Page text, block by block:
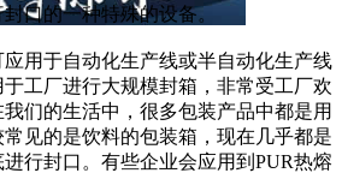
口的一种特殊的设备。
用于自动化生产线或半自动化生产线
工厂进行大规模封箱，非常受工厂欢
们的生活中，很多包装产品中都是用
见的是饮料的包装箱，现在几乎都是
行封口。有些企业会应用到PUR热熔